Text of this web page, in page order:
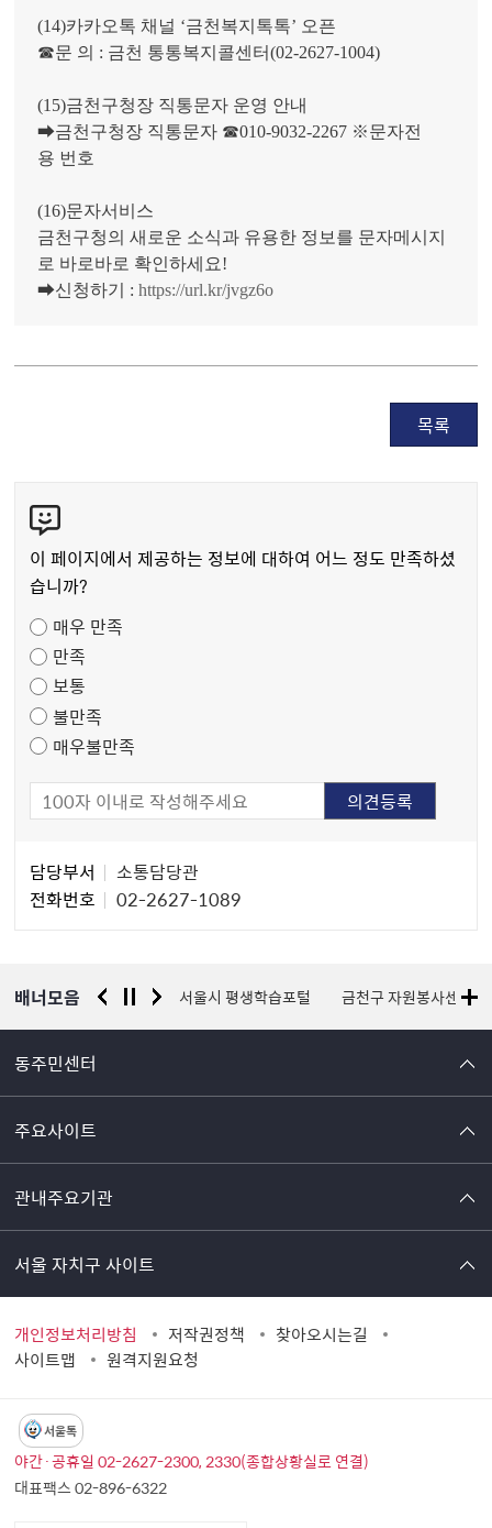
(14)카카오톡 채널 ‘금천복지톡톡’ 오픈
☎문 의 : 금천 통통복지콜센터(02-2627-1004)
(15)금천구청장 직통문자 운영 안내
➡금천구청장 직통문자 ☎010-9032-2267 ※문자전
용 번호
(16)문자서비스
금천구청의 새로운 소식과 유용한 정보를 문자메시지
로 바로바로 확인하세요!
➡신청하기 :https://url.kr/jvgz6o
목록
텐
츠
만
도
조
사
이 페이지에서 제공하는 정보에 대하여 어느 정도 만족하셨
습니까?
매우 만족
만족
보통
불만족
매우불만족
자
담당부서
소통담당관
전화번호
02-2627-1089
배너모음
경찰청 유실물 통합포털 서울시 평생학습포털 금천구 자원봉사센터
동주민센터
주요사이트
관내주요기관
서울 자치구 사이트
개인정보처리방침 저작권정책
찾아오시는길
사이트맵
원격지원요청
서울톡
야간·공휴일 02-2627-2300, 2330(종합상황실로 연결)
대표팩스 02-896-6322